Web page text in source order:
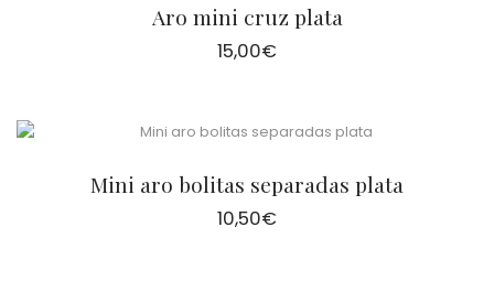
Aro mini cruz plata
15,00€
Mini aro bolitas separadas plata
10,50€